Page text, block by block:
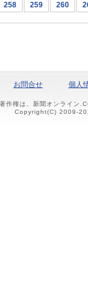
258 259 260
お問合せ 個人
作権は、新聞オンライン
Copyright(C) 2009-